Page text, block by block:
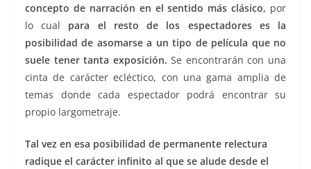
concepto de narración en el sentido más clásico, por
lo cual para el resto de los espectadores es la
posibilidad de asomarse a un tipo de película que no
suele tener tanta exposición.Se encontrarán con una
cinta de carácter ecléctico, con una gama amplia de
temas donde cada espectador podrá encontrar su
propio largometraje.
Tal vez en esa posibilidad de permanente relectura
radique el carácter infinito al que se alude desde el